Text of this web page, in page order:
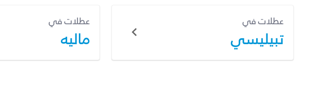
عطلات في
تبيليسي
عطلات في
ماليه